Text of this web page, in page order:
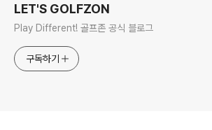
LET'S GOLFZON
Play Different! 골프존 공식 블로그
구독하기